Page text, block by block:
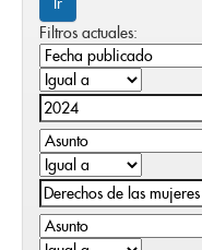
Filtros actuales: